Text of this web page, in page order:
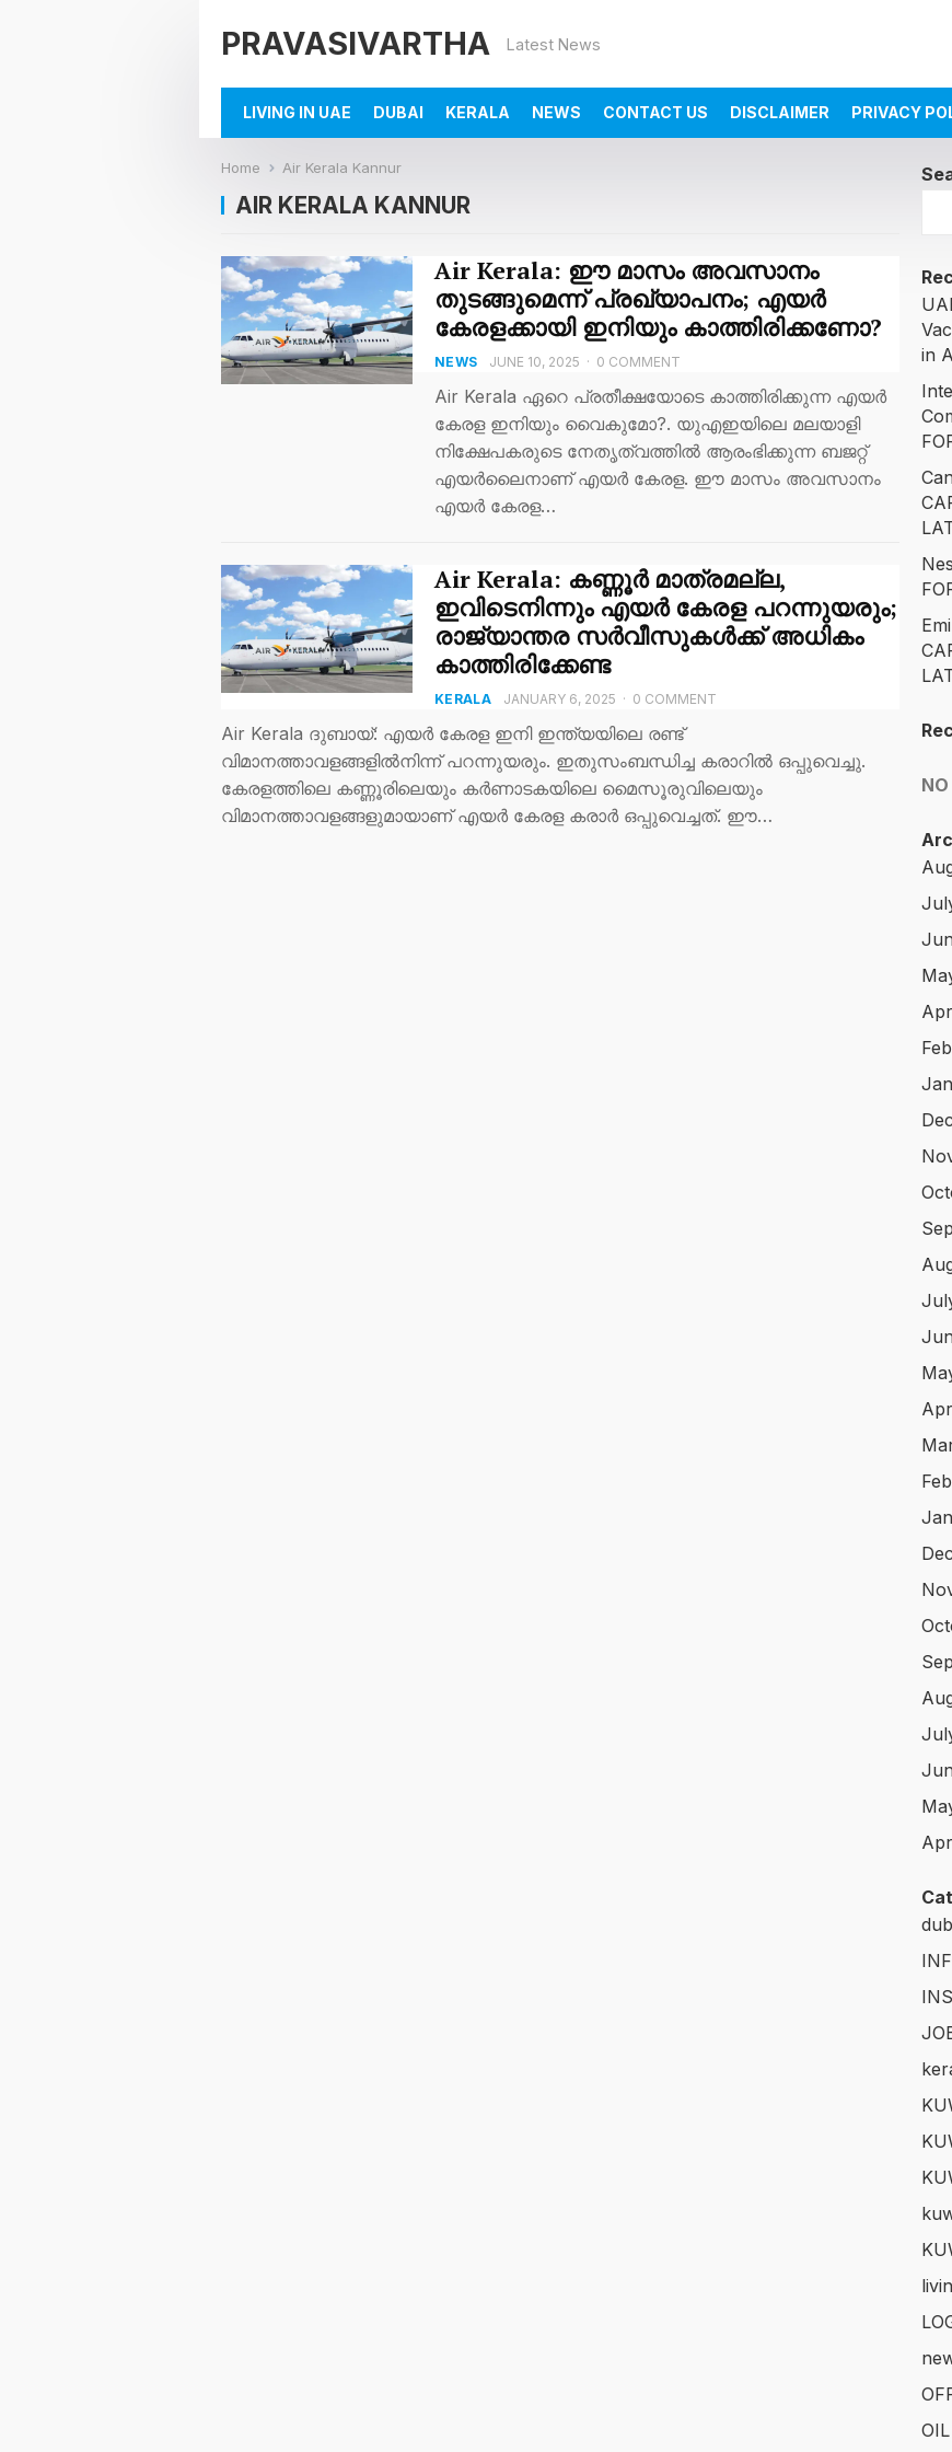
PRAVASIVARTHA Latest News
LIVING IN UAE DUBAI KERALA NEWS CONTACT US DISCLAIMER PRIVACY
Home Air Kerala Kannur
AIR KERALA KANNUR
Air Kerala: ഈ മാസം അവസാനം
തുടങ്ങുമെന്ന് പ്രഖ്യാപനം; എയര്‍
കേരളക്കായി ഇനിയും കാത്തിരിക്കണോ?
NEWS JUNE 10, 2025 · 0 COMMENT
Air Kerala ഏറെ പ്രതീക്ഷയോടെ കാത്തിരിക്കുന്ന എയര്‍
കേരള ഇനിയും വൈകുമോ?. യുഎഇയിലെ മലയാളി
നിക്ഷേപകരുടെ നേതൃത്വത്തില്‍ ആരംഭിക്കുന്ന ബജറ്റ്
എയര്‍ലൈനാണ് എയര്‍ കേരള. ഈ മാസം അവസാനം
എയര്‍ കേരള…
Air Kerala: കണ്ണൂര്‍ മാത്രമല്ല,
ഇവിടെനിന്നും എയര്‍ കേരള പറന്നുയരും;
രാജ്യാന്തര സര്‍വീസുകള്‍ക്ക് അധികം
കാത്തിരിക്കേണ്ട
KERALA JANUARY 6, 2025 · 0 COMMENT
Air Kerala ദുബായ്: എയര്‍ കേരള ഇനി ഇന്ത്യയിലെ രണ്ട്
വിമാനത്താവളങ്ങളില്‍നിന്ന് പറന്നുയരും. ഇതുസംബന്ധിച്ച കരാറില്‍ ഒപ്പുവെച്ചു.
കേരളത്തിലെ കണ്ണൂരിലെയും കർണാടകയിലെ മൈസൂരുവിലെയും
വിമാനത്താവളങ്ങളുമായാണ് എയർ കേരള കരാർ ഒപ്പുവെച്ചത്. ഈ…
in